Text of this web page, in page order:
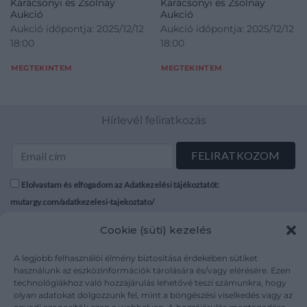
Cookie (süti) kezelés
A legjobb felhasználói élmény biztosítása érdekében sütiket
használunk az eszközinformációk tárolására és/vagy elérésére. Ezen
technológiákhoz való hozzájárulás lehetővé teszi számunkra, hogy
olyan adatokat dolgozzunk fel, mint a böngészési viselkedés vagy az
Karácsonyi és Zsolnay
Aukció
Aukció időpontja: 2025/12/12
18:00
MEGTEKINTEM
Karácsonyi és Zsolnay
Aukció
Aukció időpontja: 2025/12/12
18:00
MEGTEKINTEM
Hírlevél feliratkozás
Elolvastam és elfogadom az Adatkezelési tájékoztatót:
mutargy.com/adatkezelesi-tajekoztato/
Médiaajánlat
Karrier
Kapcsolat
Áraink
ÁSZF
Adatvédelem
Impresszum